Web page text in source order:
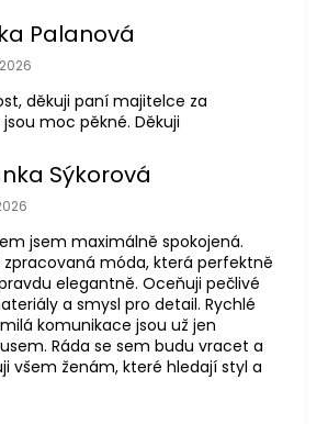
Palanová
obchodu je 5 z 5 hvězdiček.
děkuji paní majitelce za
moc pěkné. Děkuji
Sýkorová
obchodu je 5 z 5 hvězdiček.
jsem maximálně spokojená.
zpracovaná móda, která perfektně
elegantně. Oceňuji pečlivé
a smysl pro detail. Rychlé
komunikace jsou už jen
Ráda se sem budu vracet a
všem ženám, které hledají styl a